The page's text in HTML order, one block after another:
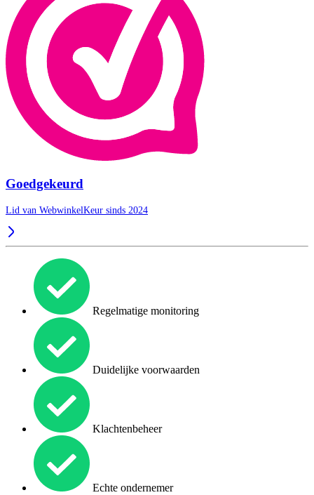
Goedgekeurd
Lid van WebwinkelKeur sinds 2024
Regelmatige monitoring
Duidelijke voorwaarden
Klachtenbeheer
Echte ondernemer